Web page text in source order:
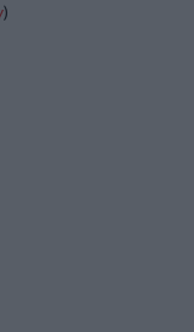
)